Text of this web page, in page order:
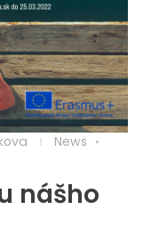
News
nášho